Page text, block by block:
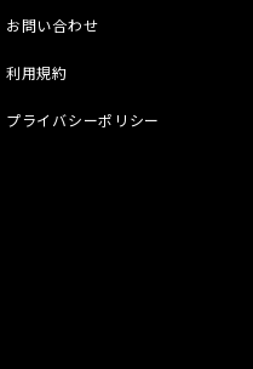
お問い合わせ
利用規約
プライバシーポリシー